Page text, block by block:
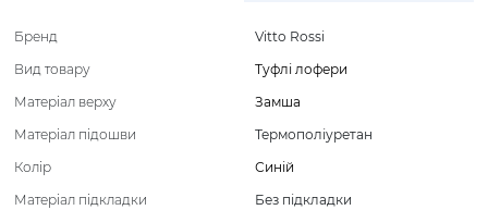
Бренд
Vitto Rossi
Вид товару
Туфлі лофери
Матеріал верху
Замша
Матеріал підошви
Термополіуретан
Колір
Синій
Матеріал підкладки
Без підкладки